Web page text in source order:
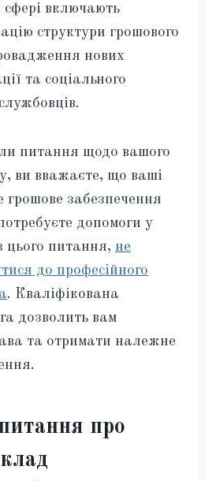
сфері включають
структури грошового
нових
та соціального
питання щодо вашого
ви вважаєте, що ваші
забезпечення
допомоги у
цього питання, не
до професійного
. Кваліфікована
дозволить вам
та отримати належне
про